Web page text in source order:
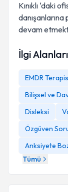
Kınıklı ‘daki
devam
İlgi Alanları
EMDR
Bilişsel ve
Disleksi
Özgüven
Anksiyete
Tümü